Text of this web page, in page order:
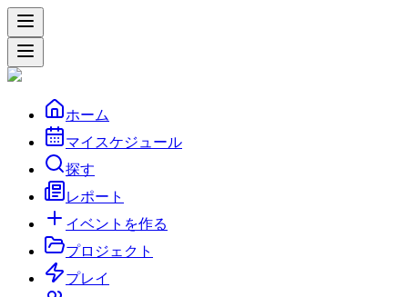
ホーム
マイスケジュール
探す
レポート
イベントを作る
プロジェクト
プレイ